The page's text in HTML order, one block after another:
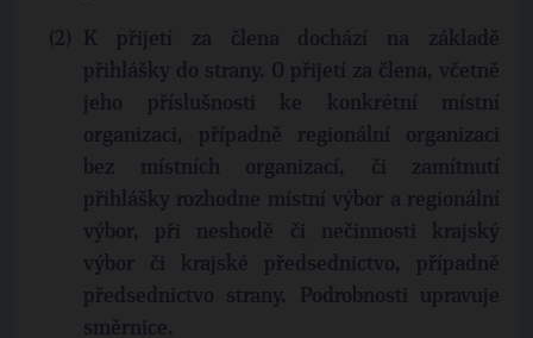
K přijetí za člena dochází na základě
přihlášky do strany. O přijetí za člena, včetně
jeho příslušnosti ke konkrétní místní
organizaci, případně regionální organizaci
bez místních organizací, či zamítnutí
přihlášky rozhodne místní výbor a regionální
výbor, při neshodě či nečinnosti krajský
výbor či krajské předsednictvo, případně
předsednictvo strany. Podrobnosti upravuje
směrnice.